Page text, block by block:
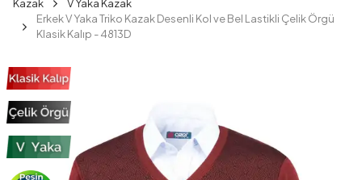
Kazak
V Yaka Kazak
Erkek V Yaka Triko Kazak Desenli Kol ve Bel Lastikli Çelik Örgü
Klasik Kalıp - 4813D